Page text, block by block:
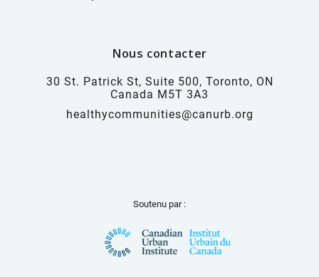
Nous contacter
30 St. Patrick St, Suite 500, Toronto, ON
Canada M5T 3A3
healthycommunities@canurb.org
Soutenu par :